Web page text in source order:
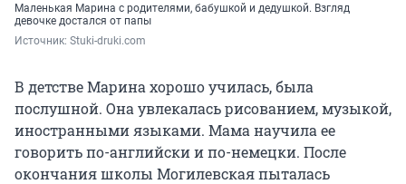
Маленькая Марина с родителями, бабушкой и дедушкой. Взгляд
девочке достался от папы
Источник: Stuki-druki.com
В детстве Марина хорошо училась, была
послушной. Она увлекалась рисованием, музыкой,
иностранными языками. Мама научила ее
говорить по-английски и по-немецки. После
окончания школы Могилевская пыталась